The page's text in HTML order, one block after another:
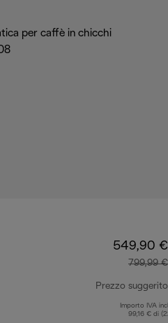
549,90 €
799,99 €
Prezzo suggerito
Importo IVA
99,16 € di